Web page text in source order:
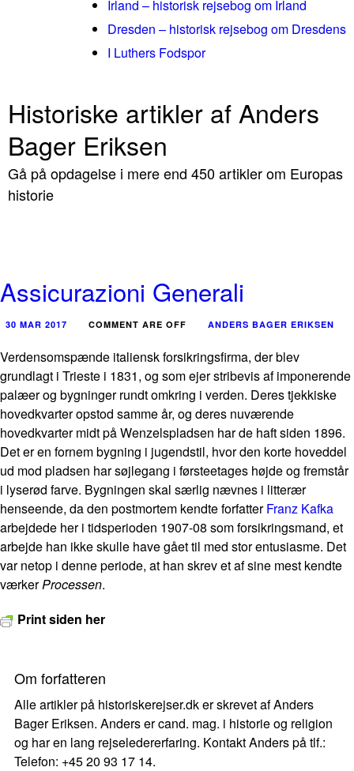
Irland – historisk rejsebog om Irland
Dresden – historisk rejsebog om Dresdens
I Luthers Fodspor
Historiske artikler af Anders
Bager Eriksen
Gå på opdagelse i mere end 450 artikler om Europas
historie
Assicurazioni Generali
30 MAR 2017 COMMENT ARE OFF ANDERS BAGER ERIKSEN
Verdensomspænde italiensk forsikringsfirma, der blev
grundlagt i Trieste i 1831, og som ejer stribevis af imponerende
palæer og bygninger rundt omkring i verden. Deres tjekkiske
hovedkvarter opstod samme år, og deres nuværende
hovedkvarter midt på Wenzelspladsen har de haft siden 1896.
Det er en fornem bygning i jugendstil, hvor den korte hoveddel
ud mod pladsen har søjlegang i førsteetages højde og fremstår
i lyserød farve. Bygningen skal særlig nævnes i litterær
henseende, da den postmortem kendte forfatterFranz Kafka
arbejdede her i tidsperioden 1907-08 som forsikringsmand, et
arbejde han ikke skulle have gået til med stor entusiasme. Det
var netop i denne periode, at han skrev et af sine mest kendte
værkerProcessen.
Print siden her
Om forfatteren
Alle artikler på historiskerejser.dk er skrevet af Anders
Bager Eriksen. Anders er cand. mag. i historie og religion
og har en lang rejseledererfaring. Kontakt Anders på tlf.:
Telefon: +45 20 93 17 14.